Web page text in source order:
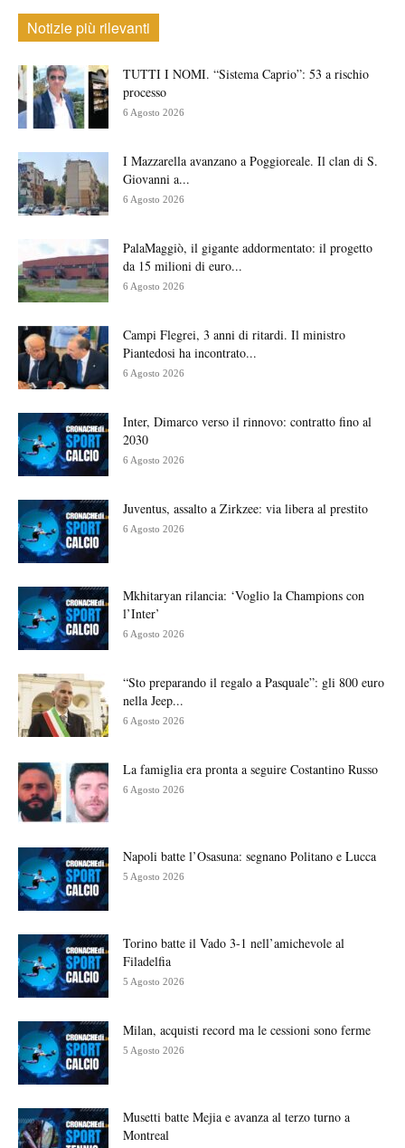
Notizie più rilevanti
TUTTI I NOMI. “Sistema Caprio”: 53 a rischio
processo
6 Agosto 2026
I Mazzarella avanzano a Poggioreale. Il clan di S.
Giovanni a...
6 Agosto 2026
PalaMaggiò, il gigante addormentato: il progetto
da 15 milioni di euro...
6 Agosto 2026
Campi Flegrei, 3 anni di ritardi. Il ministro
Piantedosi ha incontrato...
6 Agosto 2026
Inter, Dimarco verso il rinnovo: contratto fino al
2030
6 Agosto 2026
Juventus, assalto a Zirkzee: via libera al prestito
6 Agosto 2026
Mkhitaryan rilancia: ‘Voglio la Champions con
l’Inter’
6 Agosto 2026
“Sto preparando il regalo a Pasquale”: gli 800 euro
nella Jeep...
6 Agosto 2026
La famiglia era pronta a seguire Costantino Russo
6 Agosto 2026
Napoli batte l’Osasuna: segnano Politano e Lucca
5 Agosto 2026
Torino batte il Vado 3-1 nell’amichevole al
Filadelfia
5 Agosto 2026
Milan, acquisti record ma le cessioni sono ferme
5 Agosto 2026
Musetti batte Mejia e avanza al terzo turno a
Montreal